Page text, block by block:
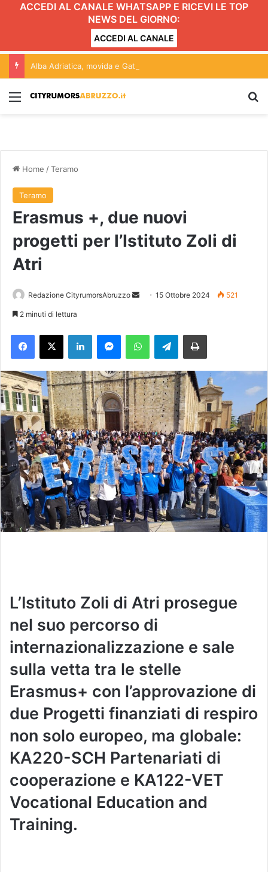
ACCEDI AL CANALE WHATSAPP E RICEVI LE TOP
NEWS DEL GIORNO:
ACCEDI AL CANALE
Menu
Home /Teramo
Teramo
Erasmus +, due nuovi
progetti per l’Istituto Zoli di
Atri
Redazione CityrumorsAbruzzo
a
n
'
e
m
a
i
l
15 Ottobre 2024 521
2 minuti di lettura
Telegram
L’Istituto Zoli di Atri prosegue
nel suo percorso di
internazionalizzazione e sale
sulla vetta tra le stelle
Erasmus+ con l’approvazione di
due Progetti finanziati di respiro
non solo europeo, ma globale:
KA220-SCH Partenariati di
cooperazione e KA122-VET
Vocational Education and
Training.